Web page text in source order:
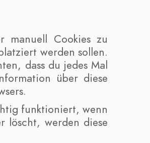
manuell Cookies zu
werden sollen.
dass du jedes Mal
über diese
funktioniert, wenn
löscht, werden diese